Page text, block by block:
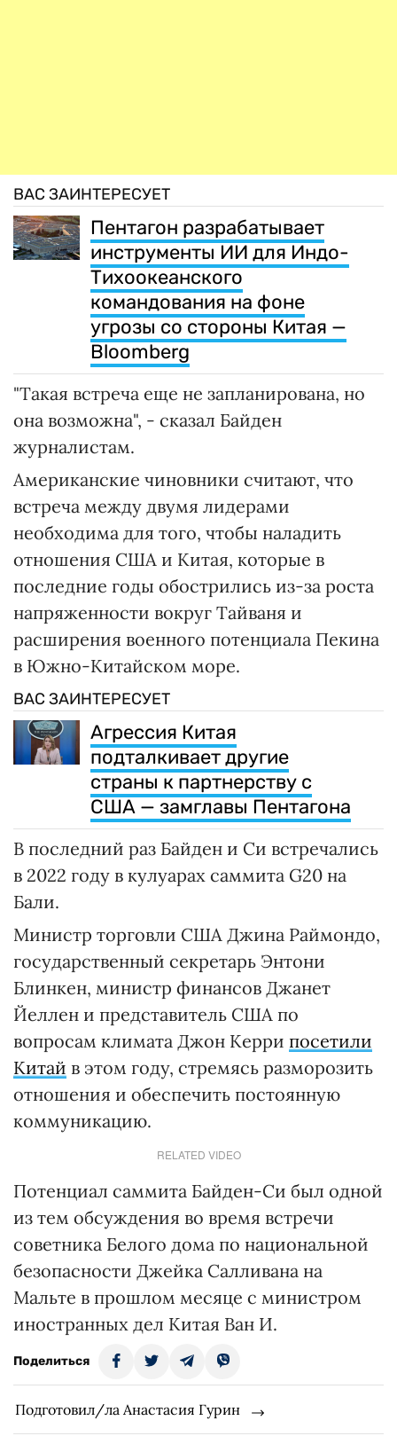
ВАС ЗАИНТЕРЕСУЕТ
Пентагон разрабатывает
инструменты ИИ для Индо-
Тихоокеанского
командования на фоне
угрозы со стороны Китая —
Bloomberg
"Такая встреча еще не запланирована, но
она возможна", - сказал Байден
журналистам.
Американские чиновники считают, что
встреча между двумя лидерами
необходима для того, чтобы наладить
отношения США и Китая, которые в
последние годы обострились из-за роста
напряженности вокруг Тайваня и
расширения военного потенциала Пекина
в Южно-Китайском море.
ВАС ЗАИНТЕРЕСУЕТ
Агрессия Китая
подталкивает другие
страны к партнерству с
США — замглавы Пентагона
В последний раз Байден и Си встречались
в 2022 году в кулуарах саммита G20 на
Бали.
Министр торговли США Джина Раймондо,
государственный секретарь Энтони
Блинкен, министр финансов Джанет
Йеллен и представитель США по
вопросам климата Джон Керри посетили
Китай в этом году, стремясь разморозить
отношения и обеспечить постоянную
коммуникацию.
RELATED VIDEO
Потенциал саммита Байден-Си был одной
из тем обсуждения во время встречи
советника Белого дома по национальной
безопасности Джейка Салливана на
Мальте в прошлом месяце с министром
иностранных дел Китая Ван И.
Поделиться
Подготовил/ла Анастасия Гурин